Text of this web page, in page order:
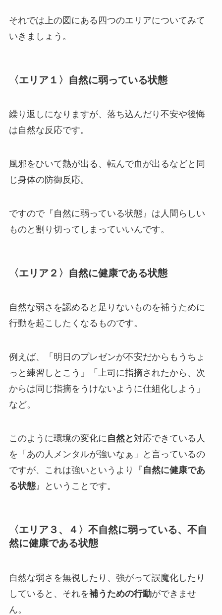
それでは上の図にある四つのエリアについてみて
いきましょう。
〈エリア１〉自然に弱っている状態
繰り返しになりますが、落ち込んだり不安や後悔
は自然な反応です。
風邪をひいて熱が出る、転んで血が出るなどと同
じ身体の防御反応。
ですので『自然に弱っている状態』は人間らしい
ものと割り切ってしまっていいんです。
〈エリア２〉自然に健康である状態
自然な弱さを認めると足りないものを補うために
行動を起こしたくなるものです。
例えば、「明日のプレゼンが不安だからもうちょ
っと練習しとこう」「上司に指摘されたから、次
からは同じ指摘をうけないように仕組化しよう」
など。
このように環境の変化に 自然と 対応できている人
を「あの人メンタルが強いなぁ」と言っているの
ですが、これは強いというより『 自然に健康であ
る状態』ということ です。
〈エリア３、４〉不自然に弱っている、不自
然に健康である状態
自然な弱さを無視したり、強がって誤魔化したり
していると、それを補うための行動ができませ
ん。